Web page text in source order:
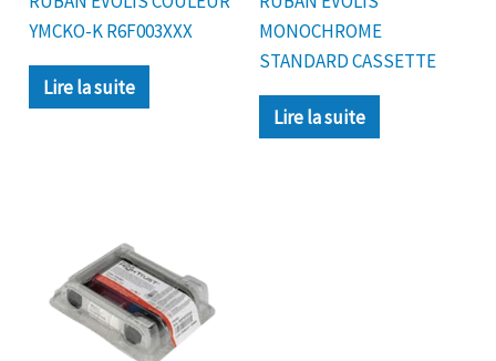
YMCKO-K R6F003XXX
Lire la suite
MONOCHROME
STANDARD CASSETTE
Lire la suite